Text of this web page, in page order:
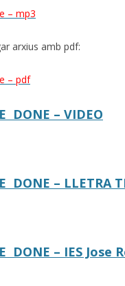
– mp3
arxius amb pdf:
– pdf
DONE – VIDEO
DONE – LLETRA
DONE – IES Jose